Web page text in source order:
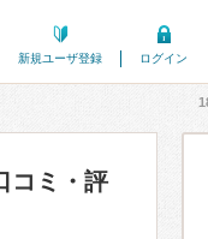
新規ユーザ登録 ログイン
コミ・評